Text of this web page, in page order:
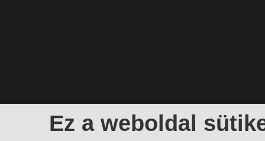
Ez a weboldal